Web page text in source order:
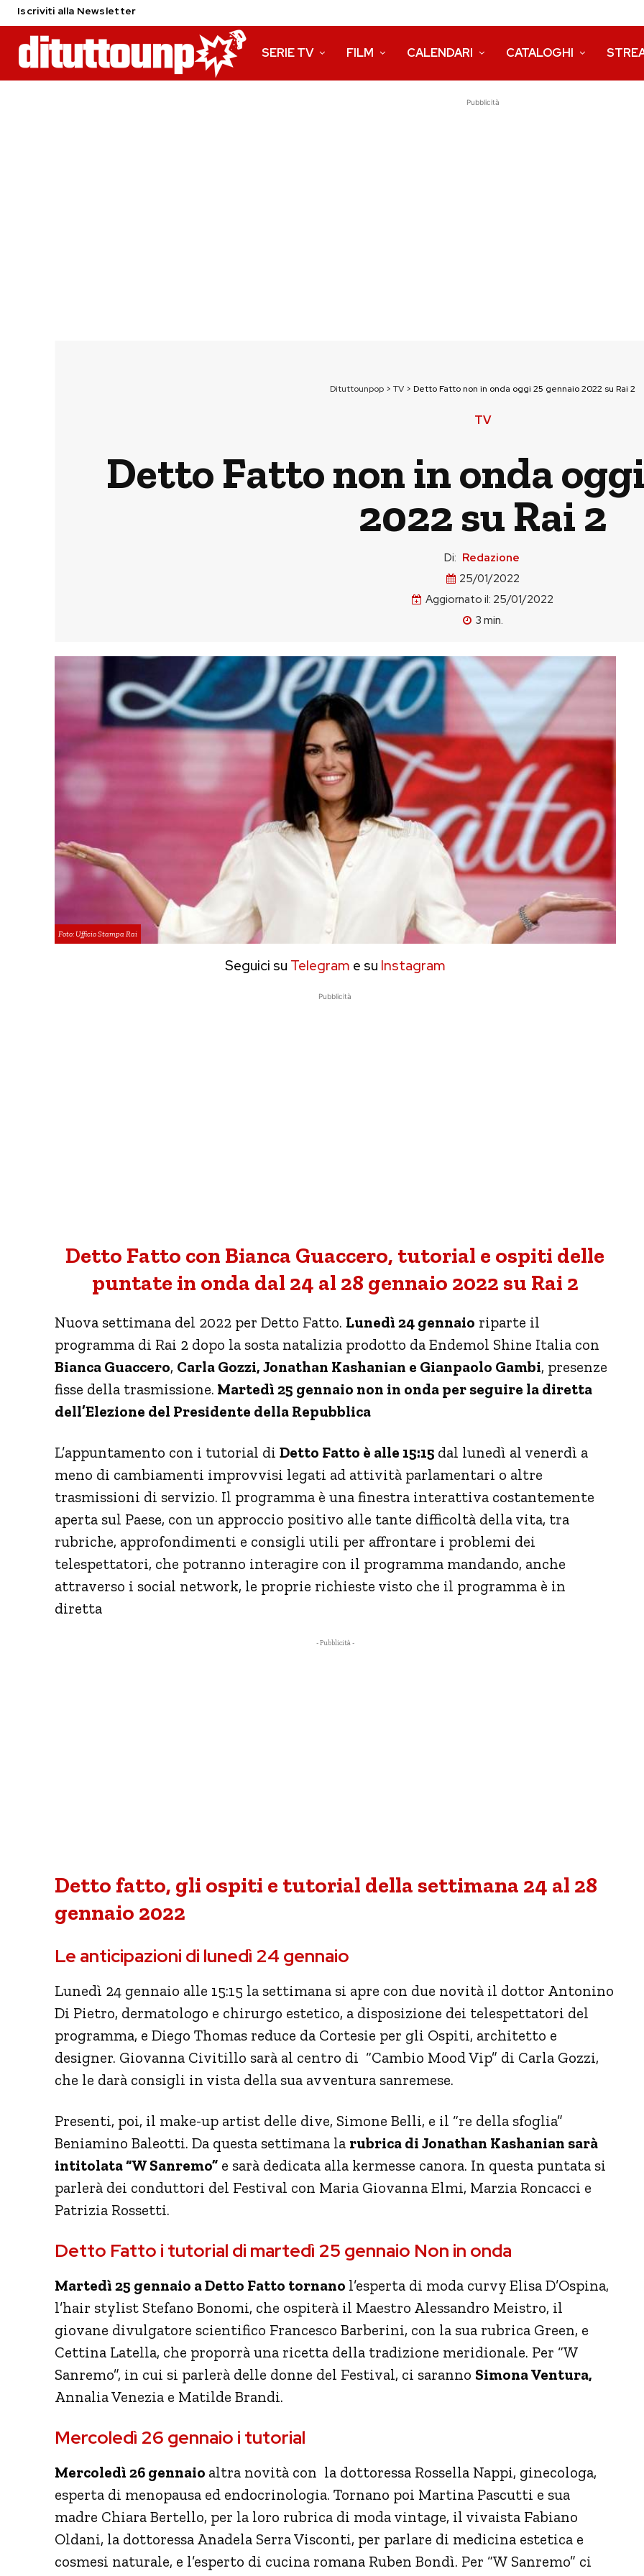
Iscriviti alla Newsletter
SERIE TV FILM CALENDARI CATALOGHI
Pubblicità
Dituttounpop > TV > Detto Fatto non in onda oggi 25 gennaio 2022 su Rai 2
TV
Detto Fatto non in onda
2022 su Rai 2
Di: Redazione
25/01/2022
Aggiornato il: 25/01/2022
3 min.
Foto: Ufficio Stampa Rai
Seguici su Telegram e su Instagram
Pubblicità
Detto Fatto con Bianca Guaccero, tutorial e ospiti delle
puntate in onda dal 24 al 28 gennaio 2022 su Rai 2
Nuova settimana del 2022 per Detto Fatto. Lunedì 24 gennaio riparte il
programma di Rai 2 dopo la sosta natalizia prodotto da Endemol Shine Italia con
Bianca Guaccero, Carla Gozzi, Jonathan Kashanian e Gianpaolo Gambi, presenze
fisse della trasmissione. Martedì 25 gennaio non in onda per seguire la diretta
dell’Elezione del Presidente della Repubblica
L’appuntamento con i tutorial di Detto Fatto è alle 15:15 dal lunedì al venerdì a
meno di cambiamenti improvvisi legati ad attività parlamentari o altre
trasmissioni di servizio. Il programma è una finestra interattiva costantemente
aperta sul Paese, con un approccio positivo alle tante difficoltà della vita, tra
rubriche, approfondimenti e con­sigli utili per affrontare i problemi dei
telespettatori, che potranno interagire con il programma mandando, anche
attraverso i social network, le proprie richieste visto che il programma è in
diretta
- Pubblicità -
Detto fatto, gli ospiti e tutorial della settimana 24 al 28
gennaio 2022
Le anticipazioni di lunedì 24 gennaio
Lunedì 24 gennaio alle 15:15 la settimana si apre con due novità il dottor Antonino
Di Pietro, dermatologo e chirurgo estetico, a disposizione dei telespettatori del
programma, e Diego Thomas reduce da Cortesie per gli Ospiti, architetto e
designer. Giovanna Civitillo sarà al centro di “Cambio Mood Vip” di Carla Gozzi,
che le darà consigli in vista della sua avventura sanremese.
Presenti, poi, il make-up artist delle dive, Simone Belli, e il “re della sfoglia”
Beniamino Baleotti. Da questa settimana la rubrica di Jonathan Kashanian sarà
intitolata “W Sanremo” e sarà dedicata alla kermesse canora. In questa puntata si
parlerà dei conduttori del Festival con Maria Giovanna Elmi, Marzia Roncacci e
Patrizia Rossetti.
Detto Fatto i tutorial di martedì 25 gennaio Non in onda
Martedì 25 gennaio a Detto Fatto tornano l’esperta di moda curvy Elisa D’Ospina,
l’hair stylist Stefano Bonomi, che ospiterà il Maestro Alessandro Meistro, il
giovane divulgatore scientifico Francesco Barberini, con la sua rubrica Green, e
Cettina Latella, che proporrà una ricetta della tradizione meridionale. Per “W
Sanremo”, in cui si parlerà delle donne del Festival, ci saranno Simona Ventura,
Annalia Venezia e Matilde Brandi.
Mercoledì 26 gennaio i tutorial
Mercoledì 26 gennaio altra novità con la dottoressa Rossella Nappi, ginecologa,
esperta di menopausa ed endocrinologia. Tornano poi Martina Pascutti e sua
madre Chiara Bertello, per la loro rubrica di moda vintage, il vivaista Fabiano
Oldani, la dottoressa Anadela Serra Visconti, per parlare di medicina estetica e
cosmesi naturale, e l’esperto di cucina romana Ruben Bondì. Per “W Sanremo” ci